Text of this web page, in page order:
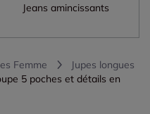
Jeans amincissants
Femme
Jupes longues
5 poches et détails en